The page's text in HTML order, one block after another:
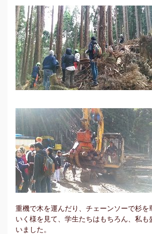
重機で木を運んだり、チェーンソーで杉を
いく様を見て、学生たちはもちろん、私も
いました。